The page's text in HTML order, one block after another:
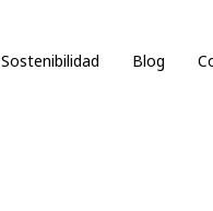
Sostenibilidad Blog